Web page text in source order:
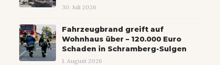
30. Juli 2026
Fahrzeugbrand greift auf
Wohnhaus über – 120.000 Euro
Schaden in Schramberg-Sulgen
1. August 2026